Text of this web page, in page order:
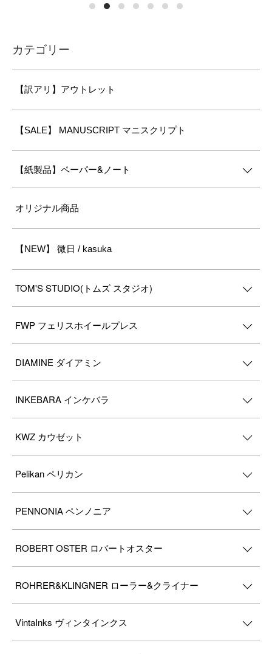
カテゴリー
【訳アリ】アウトレット
【SALE】 MANUSCRIPT マニスクリプト
【紙製品】ペーパー&ノート
オリジナル商品
【NEW】 微日 / kasuka
TOM'S STUDIO(トムズ スタジオ)
FWP フェリスホイールプレス
DIAMINE ダイアミン
INKEBARA インケバラ
KWZ カウゼット
Pelikan ペリカン
PENNONIA ペンノニア
ROBERT OSTER ロバートオスター
ROHRER&KLINGNER ローラー&クライナー
VintaInks ヴィンタインクス